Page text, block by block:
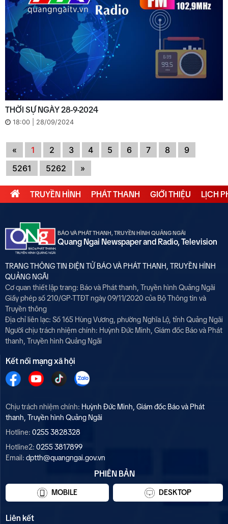
THỜI SỰ NGÀY 28-9-2024
18:00 | 28/09/2024
« 1 (current)
2 3 4 5 6 7 8
9
5261
5262 »
TRUYỀN HÌNH PHÁT THANH GIỚI THIỆU LỊCH
BÁO VÀ PHÁT THANH, TRUYỀN HÌNH QUẢNG NGÃI
Quang Ngai Newspaper and Radio, Television
TRANG THÔNG TIN ĐIỆN TỬ BÁO VÀ PHÁT THANH, TRUYỀN HÌNH
QUẢNG NGÃI
Cơ quan thiết lập trang: Báo và Phát thanh, Truyền hình Quảng Ngãi
Giấy phép số 210/GP-TTĐT ngày 09/11/2020 của Bộ Thông tin và
Truyền thông
Địa chỉ liên lạc: Số 165 Hùng Vương, phường Nghĩa Lộ, tỉnh Quảng Ngãi
Người chịu trách nhiệm chính: Huỳnh Đức Minh, Giám đốc Báo và Phát
thanh, Truyền hình Quảng Ngãi
Kết nối mạng xã hội
Chịu trách nhiệm chính: Huỳnh Đức Minh, Giám đốc Báo và Phát
thanh, Truyền hình Quảng Ngãi
Hotline: 0255 3828328
Hotline2: 0255 3817899
Email: dptth@quangngai.gov.vn
PHIÊN BẢN
MOBILE DESKTOP
Liên kết